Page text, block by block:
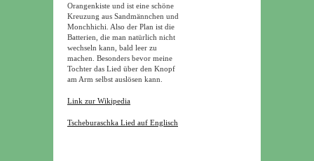
Orangenkiste und ist eine schöne
Kreuzung aus Sandmännchen und
Monchhichi. Also der Plan ist die
Batterien, die man natürlich nicht
wechseln kann, bald leer zu
machen. Besonders bevor meine
Tochter das Lied über den Knopf
am Arm selbst auslösen kann.
Link zur Wikipedia
Tscheburaschka Lied auf Englisch